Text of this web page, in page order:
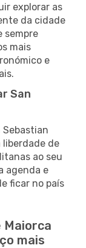
explorar as
da cidade
sempre
mais
e
San
liberdade de
ao seu
agenda e
ficar no país
Maiorca
mais